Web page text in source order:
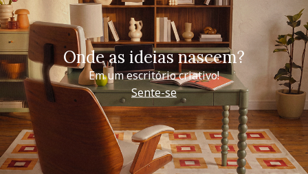
Onde as ideias nascem?
Em um escritório criativo!
Sente-se